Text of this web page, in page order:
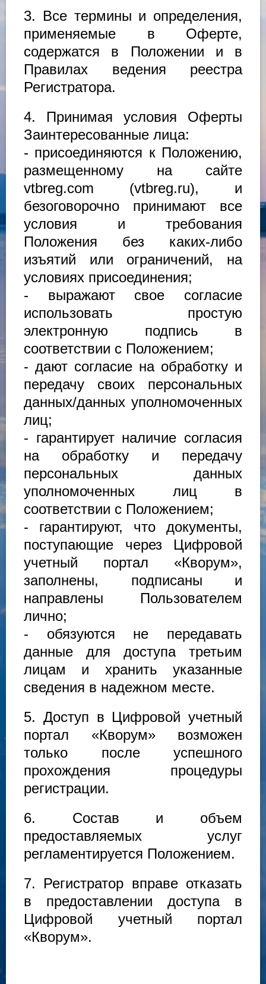
3. Все термины и определения,
применяемые в Оферте,
содержатся в Положении и в
Правилах ведения реестра
Регистратора.
4. Принимая условия Оферты
Заинтересованные лица:
- присоединяются к Положению,
размещенному на сайте
vtbreg.com (vtbreg.ru), и
безоговорочно принимают все
условия и требования
Положения без каких-либо
изъятий или ограничений, на
условиях присоединения;
- выражают свое согласие
использовать простую
электронную подпись в
соответствии с Положением;
- дают согласие на обработку и
передачу своих персональных
данных/данных уполномоченных
лиц;
- гарантирует наличие согласия
на обработку и передачу
персональных данных
уполномоченных лиц в
соответствии с Положением;
- гарантируют, что документы,
поступающие через Цифровой
учетный портал «Кворум»,
заполнены, подписаны и
направлены Пользователем
лично;
- обязуются не передавать
данные для доступа третьим
лицам и хранить указанные
сведения в надежном месте.
5. Доступ в Цифровой учетный
портал «Кворум» возможен
только после успешного
прохождения процедуры
регистрации.
6. Состав и объем
предоставляемых услуг
регламентируется Положением.
7. Регистратор вправе отказать
в предоставлении доступа в
Цифровой учетный портал
«Кворум».